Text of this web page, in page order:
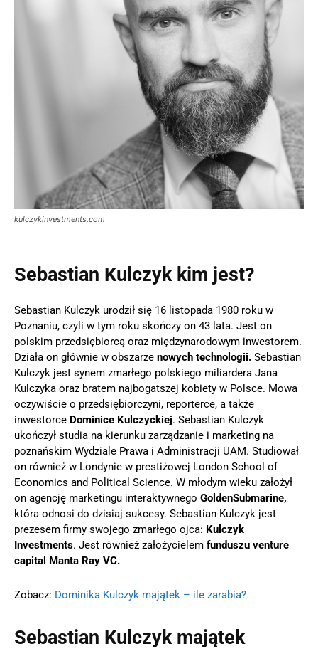
kulczykinvestments.com
Sebastian Kulczyk kim jest?
Sebastian Kulczyk urodził się 16 listopada 1980 roku w
Poznaniu, czyli w tym roku skończy on 43 lata. Jest on
polskim przedsiębiorcą oraz międzynarodowym inwestorem.
Działa on głównie w obszarze nowych technologii. Sebastian
Kulczyk jest synem zmarłego polskiego miliardera Jana
Kulczyka oraz bratem najbogatszej kobiety w Polsce. Mowa
oczywiście o przedsiębiorczyni, reporterce, a także
inwestorce Dominice Kulczyckiej. Sebastian Kulczyk
ukończył studia na kierunku zarządzanie i marketing na
poznańskim Wydziale Prawa i Administracji UAM. Studiował
on również w Londynie w prestiżowej London School of
Economics and Political Science. W młodym wieku założył
on agencję marketingu interaktywnego GoldenSubmarine,
która odnosi do dzisiaj sukcesy. Sebastian Kulczyk jest
prezesem firmy swojego zmarłego ojca: Kulczyk
Investments. Jest również założycielem funduszu venture
capital Manta Ray VC.
Zobacz: Dominika Kulczyk majątek – ile zarabia?
Sebastian Kulczyk majątek